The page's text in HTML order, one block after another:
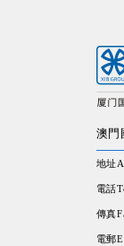
澳門
地址
電話
傳真
電郵